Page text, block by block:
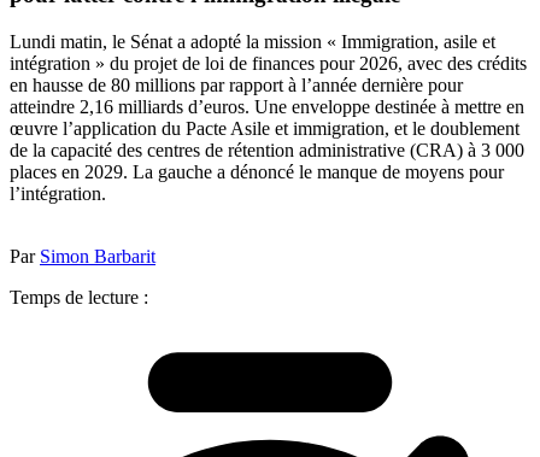
Lundi matin, le Sénat a adopté la mission « Immigration, asile et
intégration » du projet de loi de finances pour 2026, avec des crédits
en hausse de 80 millions par rapport à l’année dernière pour
atteindre 2,16 milliards d’euros. Une enveloppe destinée à mettre en
œuvre l’application du Pacte Asile et immigration, et le doublement
de la capacité des centres de rétention administrative (CRA) à 3 000
places en 2029. La gauche a dénoncé le manque de moyens pour
l’intégration.
Par Simon Barbarit
Temps de lecture :